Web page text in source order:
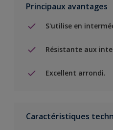
Principaux avantages
S'utilise en
Résistante aux
Excellent arrondi.
Caractéristiques